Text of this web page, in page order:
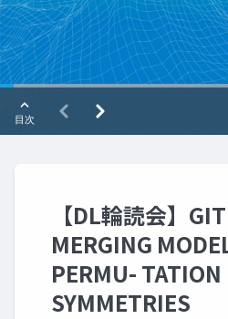
【DL輪読会】
MERGING
PERMU- TATION
SYMMETRIES